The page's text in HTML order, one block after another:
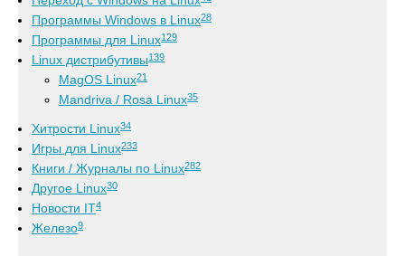
Программы Windows в Linux28
Программы для Linux129
Linux дистрибутивы139
MagOS Linux21
Mandriva / Rosa Linux35
Хитрости Linux34
Игры для Linux233
Книги / Журналы по Linux282
Другое Linux30
Новости IT4
Железо9